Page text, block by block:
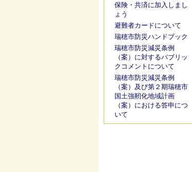
保険・共済に加入しまし
ょう
避難者カードについて
瑞穂市防災ハンドブック
瑞穂市防災減災条例
（案）に対するパブリッ
クコメントについて
瑞穂市防災減災条例
（案）及び第２期瑞穂市
国土強靭化地域計画
（案）における答申につ
いて